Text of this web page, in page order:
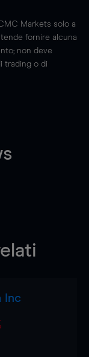
Markets solo a
fornire alcuna
non deve
trading o di
Inc